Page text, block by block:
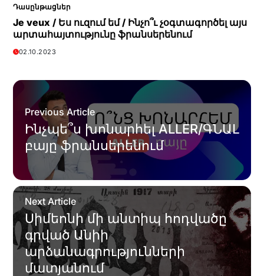
Դասընթացներ
Je veux / Ես ուզում եմ / Ինչո՞ւ չօգտագործել այս
արտահայտությունը ֆրանսերենում
02.10.2023
Previous Article
Ինչպե՞ս խոնարհել ALLER/ԳՆԱԼ
բայը ֆրանսերենում
Next Article
Սիմեոնի մի անտիպ հոդվածը
գրված Անիի
արձանագրությունների
մատյանում